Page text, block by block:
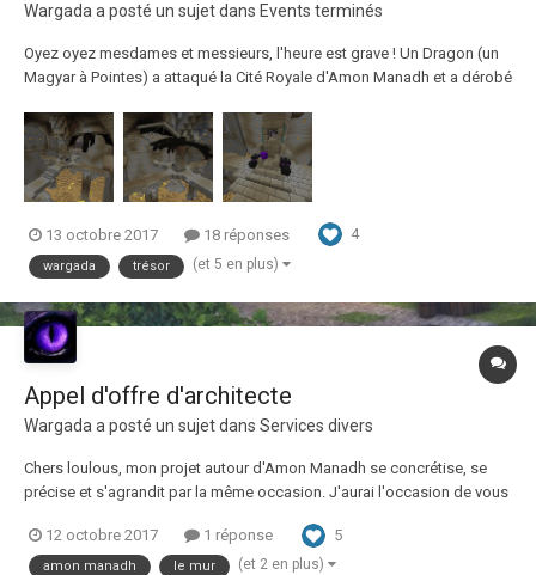
Wargada a posté un sujet dans Events terminés
Oyez oyez mesdames et messieurs, l'heure est grave ! Un Dragon (un
Magyar à Pointes) a attaqué la Cité Royale d'Amon Manadh et a dérobé
weekend prochain afin de retrouver ce bijou, toutes les informations
apparaîtreront sur ce...
13 octobre 2017 18 réponses 4
wargada trésor (et 5 en plus)
Appel d'offre d'architecte
Wargada a posté un sujet dans Services divers
Chers loulous, mon projet autour d'Amon Manadh se concrétise, se
précise et s'agrandit par la même occasion. J'aurai l'occasion de vous
Routard. Certains l'auront peut être remarqué mais j'ai claim une
grande zone, qui d...
12 octobre 2017 1 réponse 5
amon manadh le mur (et 2 en plus)